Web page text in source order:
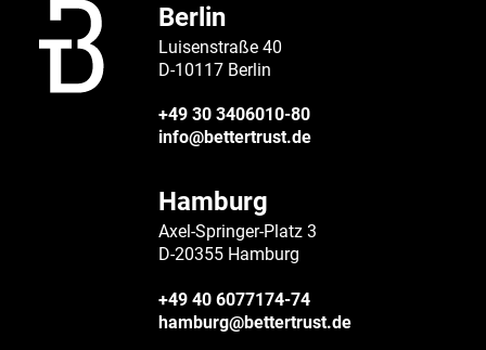
Berlin
Luisenstraße 40
D-10117 Berlin
+49 30 3406010-80
info@bettertrust.de
Hamburg
Axel-Springer-Platz 3
D-20355 Hamburg
+49 40 6077174-74
hamburg@bettertrust.de